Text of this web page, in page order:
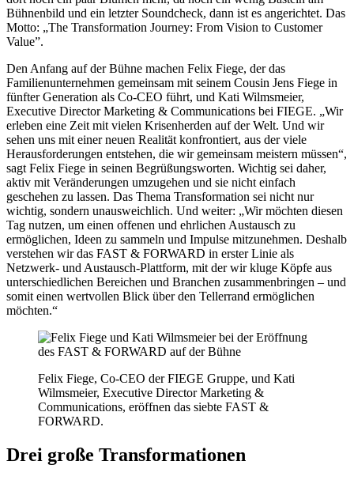
Bühnenbild und ein letzter Soundcheck, dann ist es angerichtet. Das
Motto: „The Transformation Journey: From Vision to Customer
Value”.
Den Anfang auf der Bühne machen Felix Fiege, der das
Familienunternehmen gemeinsam mit seinem Cousin Jens Fiege in
fünfter Generation als Co-CEO führt, und Kati Wilmsmeier,
Executive Director Marketing & Communications bei FIEGE. „Wir
erleben eine Zeit mit vielen Krisenherden auf der Welt. Und wir
sehen uns mit einer neuen Realität konfrontiert, aus der viele
Herausforderungen entstehen, die wir gemeinsam meistern müssen“,
sagt Felix Fiege in seinen Begrüßungsworten. Wichtig sei daher,
aktiv mit Veränderungen umzugehen und sie nicht einfach
geschehen zu lassen. Das Thema Transformation sei nicht nur
wichtig, sondern unausweichlich. Und weiter: „Wir möchten diesen
Tag nutzen, um einen offenen und ehrlichen Austausch zu
ermöglichen, Ideen zu sammeln und Impulse mitzunehmen. Deshalb
verstehen wir das FAST & FORWARD in erster Linie als
Netzwerk- und Austausch-Plattform, mit der wir kluge Köpfe aus
unterschiedlichen Bereichen und Branchen zusammenbringen – und
somit einen wertvollen Blick über den Tellerrand ermöglichen
möchten.“
Felix Fiege, Co-CEO der FIEGE Gruppe, und Kati
Wilmsmeier, Executive Director Marketing &
Communications, eröffnen das siebte FAST &
FORWARD.
Drei große Transformationen